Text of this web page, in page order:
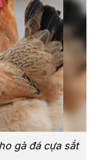
gà đá cựa sắt